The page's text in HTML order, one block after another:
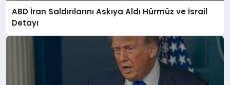
ABD İran Saldırılarını Askıya Aldı Hürmüz ve İsrail
Detayı